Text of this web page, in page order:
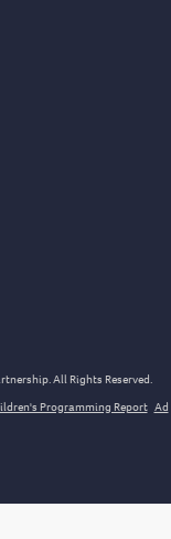
All Rights Reserved.
Programming Report Ad